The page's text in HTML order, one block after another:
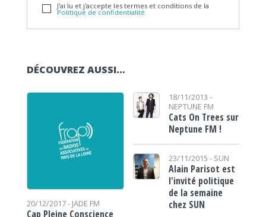
J'ai lu et j'accepte les termes et conditions de la
Politique de confidentialité
DÉCOUVREZ AUSSI…
20/12/2017 - JADE FM
Cap Pleine Conscience
18/11/2013 -
NEPTUNE FM
Cats On Trees sur
Neptune FM !
23/11/2015 - SUN
Alain Parisot est
l'invité politique
de la semaine
chez SUN